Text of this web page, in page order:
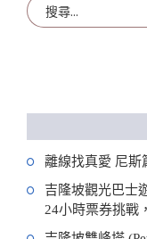
離線找真愛 尼斯
吉隆坡觀光巴士
24小時票券挑戰